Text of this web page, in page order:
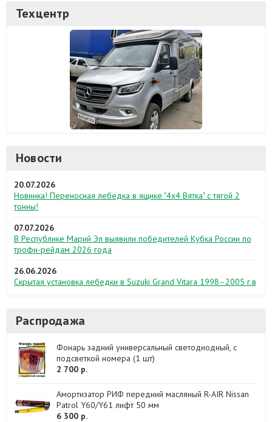
Техцентр
Новости
20.07.2026
Новинка! Переносная лебедка в ящике "4х4 Вятка" с тягой 2
тонны!
07.07.2026
В Республике Марий Эл выявили победителей Кубка России по
трофи-рейдам 2026 года
26.06.2026
Скрытая установка лебедки в Suzuki Grand Vitara 1998–2005 г.в
Распродажа
Фонарь задний универсальный светодиодный, с
подсветкой номера (1 шт)
2 700 р.
Амортизатор РИФ передний масляный R-AIR Nissan
Patrol Y60/Y61 лифт 50 мм
6 300 р.